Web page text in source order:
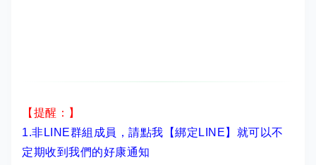
【提醒：】
1.非LINE群組成員， 請點我【綁定LINE】 就可以不
定期收到我們的好康通知